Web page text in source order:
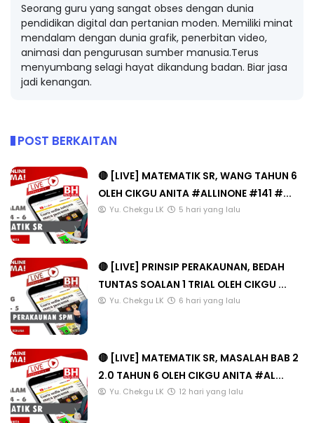
Seorang guru yang sangat obses dengan dunia
pendidikan digital dan pertanian moden. Memiliki minat
mendalam dengan dunia grafik, penerbitan video,
animasi dan pengurusan sumber manusia.Terus
menyumbang selagi hayat dikandung badan. Biar jasa
jadi kenangan.
POST BERKAITAN
🔴 [LIVE] MATEMATIK SR, WANG TAHUN 6
OLEH CIKGU ANITA #ALLINONE #141 #...
Yu. Chekgu LK 5 hari yang lalu
🔴 [LIVE] PRINSIP PERAKAUNAN, BEDAH
TUNTAS SOALAN 1 TRIAL OLEH CIKGU ...
Yu. Chekgu LK 6 hari yang lalu
🔴 [LIVE] MATEMATIK SR, MASALAH BAB 2
2.0 TAHUN 6 OLEH CIKGU ANITA #AL...
Yu. Chekgu LK 12 hari yang lalu